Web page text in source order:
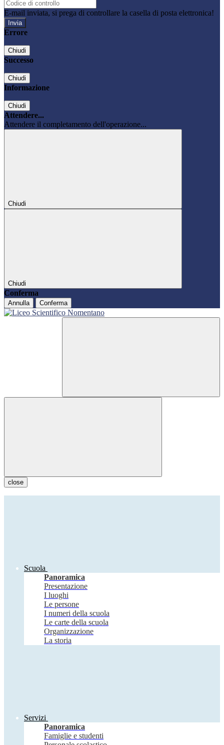
E-mail inviata, si prega di controllare la casella di posta elettronica!
Errore
Chiudi
Successo
Chiudi
Informazione
Chiudi
Attendere...
Attendere il completamento dell'operazione...
Chiudi
Chiudi
Conferma
Annulla Conferma
close
Scuola
Panoramica
Presentazione
I luoghi
Le persone
I numeri della scuola
Le carte della scuola
Organizzazione
La storia
Servizi
Panoramica
Famiglie e studenti